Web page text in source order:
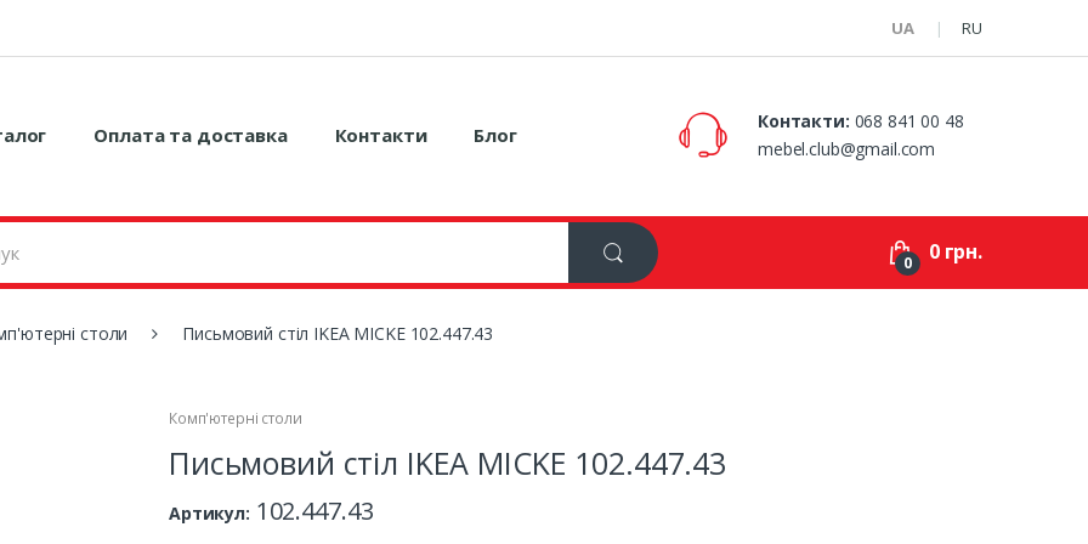
UA RU
Оплата та доставка Контакти Блог
Контакти: 068 841 00 48
mebel.club@gmail.com
0 0 грн.
столи Письмовий стіл IKEA MICKE 102.447.43
Комп'ютерні столи
Письмовий стіл IKEA MICKE 102.447.43
Артикул: 102.447.43